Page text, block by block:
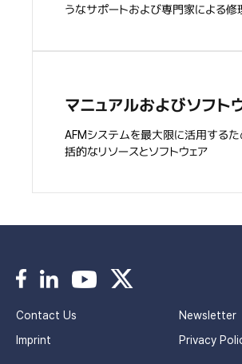
うなサポートおよび専門家による修
マニュアルおよびソフト
AFMシステムを最大限に活用する
括的なリソースとソフトウェア
Contact Us
Newsletter
Imprint
Privacy